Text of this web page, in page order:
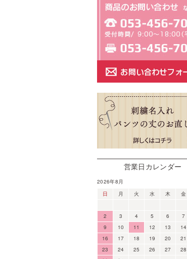
営業日カレンダー
2026年8月
日
月 火 水 木 金
2
3 4 5 6 7
9
10 11 12 13 14
16
17 18 19 20 21
23
24 25 26 27 28